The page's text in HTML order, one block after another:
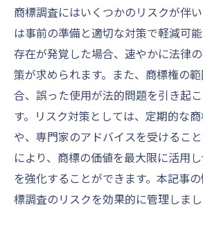
商標調査にはいくつかのリスクが伴
は事前の準備と適切な対策で軽減可
存在が発覚した場合、速やかに法律
策が求められます。また、商標権の
合、誤った使用が法的問題を引き起
す。リスク対策としては、定期的な
や、専門家のアドバイスを受けるこ
により、商標の価値を最大限に活用
を強化することができます。本記事
標調査のリスクを効果的に管理しまし